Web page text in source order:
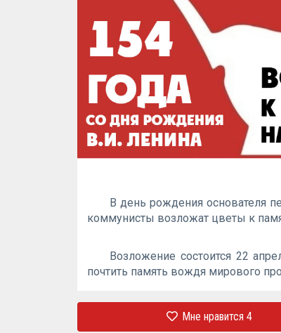
В день рождения основателя
коммунисты возложат цветы к
Возложение состоится 22
почтить память вождя мирового
Мне нравится4